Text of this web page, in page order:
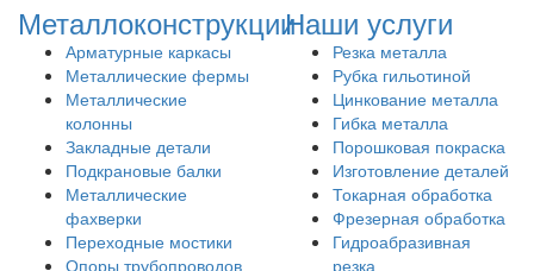
Металлоконструкции
Арматурные каркасы
Металлические фермы
Металлические
колонны
Закладные детали
Подкрановые балки
Металлические
фахверки
Переходные мостики
Опоры трубопроводов
Наши услуги
Резка металла
Рубка гильотиной
Цинкование металла
Гибка металла
Порошковая покраска
Изготовление деталей
Токарная обработка
Фрезерная обработка
Гидроабразивная
резка